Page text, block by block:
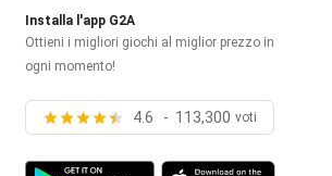
Installa l'app G2A
Ottieni i migliori giochi al miglior prezzo in
ogni momento!
4.6 - 113,300 voti